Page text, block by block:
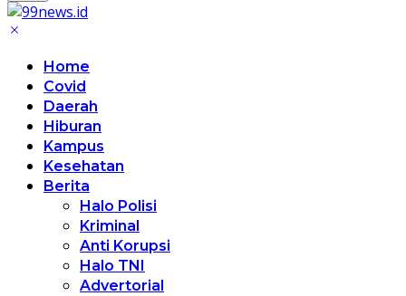
Home
Covid
Daerah
Hiburan
Kampus
Kesehatan
Berita
Halo Polisi
Kriminal
Anti Korupsi
Halo TNI
Advertorial